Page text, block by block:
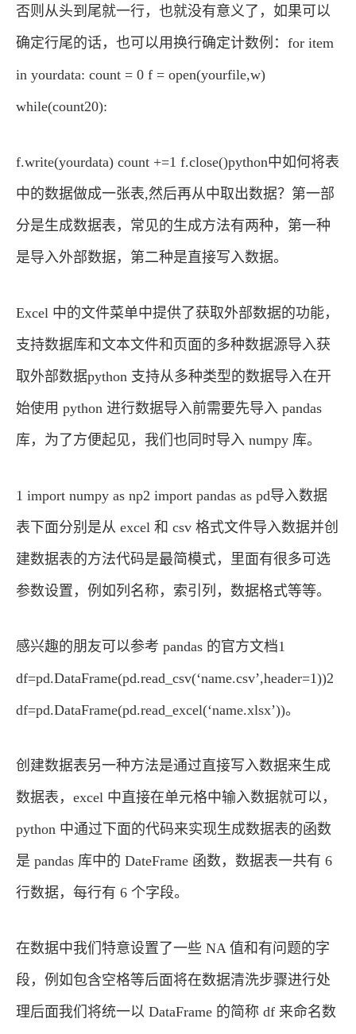
否则从头到尾就一行，也就没有意义了，如果可以
确定行尾的话，也可以用换行确定计数例：for item
in yourdata: count = 0 f = open(yourfile,w)
while(count20):
f.write(yourdata) count +=1 f.close()python中如何将表
中的数据做成一张表,然后再从中取出数据？第一部
分是生成数据表，常见的生成方法有两种，第一种
是导入外部数据，第二种是直接写入数据。
Excel 中的文件菜单中提供了获取外部数据的功能，
支持数据库和文本文件和页面的多种数据源导入获
取外部数据python 支持从多种类型的数据导入在开
始使用 python 进行数据导入前需要先导入 pandas
库，为了方便起见，我们也同时导入 numpy 库。
1 import numpy as np2 import pandas as pd导入数据
表下面分别是从 excel 和 csv 格式文件导入数据并创
建数据表的方法代码是最简模式，里面有很多可选
参数设置，例如列名称，索引列，数据格式等等。
感兴趣的朋友可以参考 pandas 的官方文档1
df=pd.DataFrame(pd.read_csv(‘name.csv’,header=1))2
df=pd.DataFrame(pd.read_excel(‘name.xlsx’))。
创建数据表另一种方法是通过直接写入数据来生成
数据表，excel 中直接在单元格中输入数据就可以，
python 中通过下面的代码来实现生成数据表的函数
是 pandas 库中的 DateFrame 函数，数据表一共有 6
行数据，每行有 6 个字段。
在数据中我们特意设置了一些 NA 值和有问题的字
段，例如包含空格等后面将在数据清洗步骤进行处
理后面我们将统一以 DataFrame 的简称 df 来命名数